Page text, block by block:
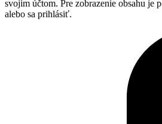
svojim účtom. Pre zobrazenie obsahu je
alebo sa prihlásiť.